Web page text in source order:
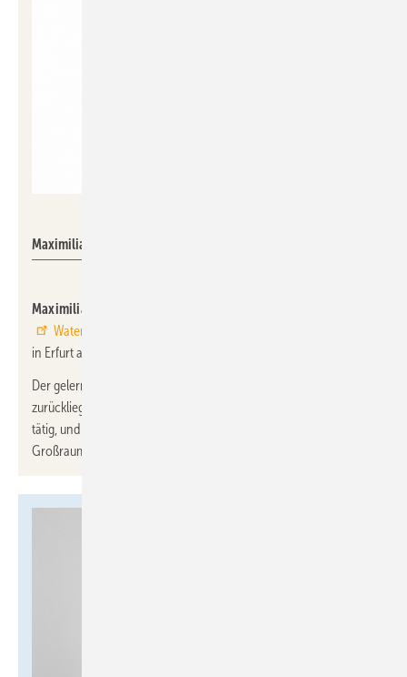
Maximilian Dietsch
Maximilian Dietsch
Watercryst
in Erfurt aus.
Der gelernte Groß- und Außenhandelskaufmann war in den
zurückliegenden zwölf Jahren durchgängig im SHK-Großhandel
tätig, und wird zukünftig das Vertriebsgebiet Thüringen und den
Großraum Leipzig entlang der A 38 betreuen.